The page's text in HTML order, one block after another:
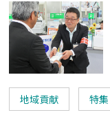
地域貢献 特集